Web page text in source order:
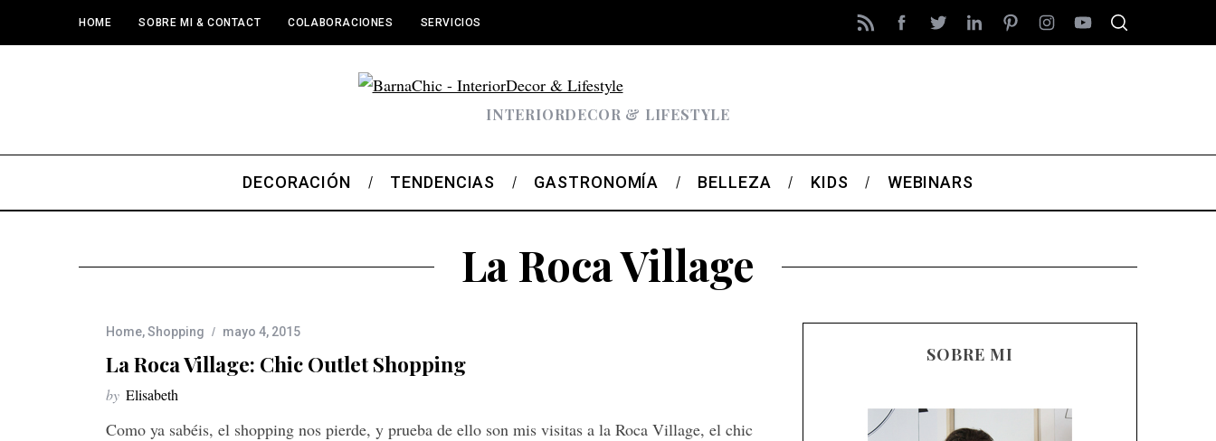
HOME SOBRE MI & CONTACT COLABORACIONES SERVICIOS
INTERIORDECOR & LIFESTYLE
DECORACIÓN TENDENCIAS GASTRONOMÍA BELLEZA KIDS WEBINARS
La Roca Village
Home,Shopping mayo 4, 2015
La Roca Village: Chic Outlet Shopping
by Elisabeth
Como ya sabéis, el shopping nos pierde, y prueba de ello son mis visitas a la Roca Village, el chic
SOBRE MI